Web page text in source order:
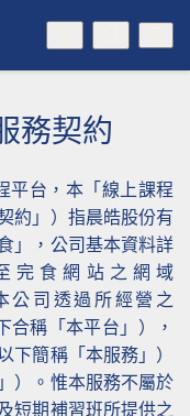
務契約
平台，本「線上課程
約」）指晨皓股份有
」，公司基本資料詳
完食網站之網域
公司透過所經營之
合稱「本平台」），
下簡稱「本服務」）
）。惟本服務不屬於
短期補習班所提供之